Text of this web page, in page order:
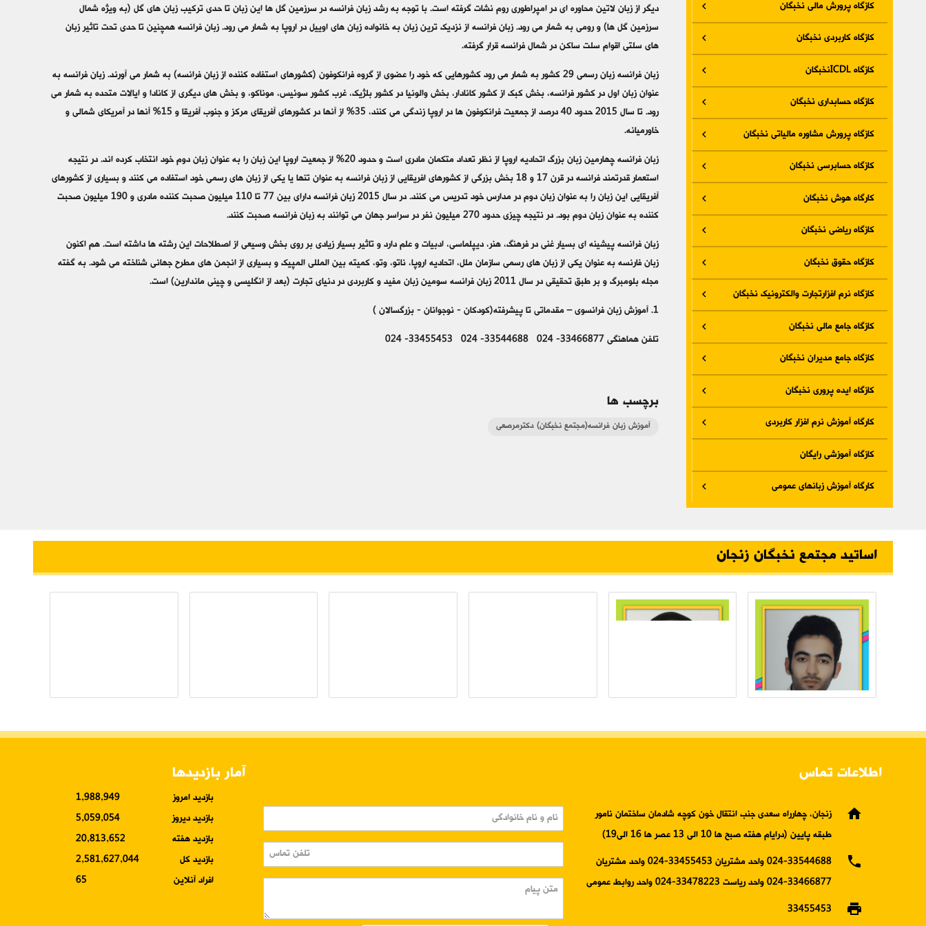
کازگاه پرورش مالی نخبگان
کازگاه کاربردی نخبگان
کازگاه ICDLنخبگان
کازگاه حسابداری نخبگان
کازگاه پرورش مشاوره مالیاتی نخبگان
کازگاه حسابرسی نخبگان
کارگاه هوش نخبگان
کازگاه ریاضی نخبگان
کازگاه حقوق نخبگان
کازگاه نرم افزارتجارت والکترونیک نخبگان
کازگاه جامع مالی نخبگان
کازگاه جامع مدیران نخبگان
کازگاه ایده پروری نخبگان
کارگاه آموزش نرم افزار کاربردی
کازگاه آموزشی رایگان
کارگاه آموزش زبانهای عمومی
دیگر از زبان لاتین محاوره ای در امپراطوری روم نشات گرفته است. با توجه به رشد زبان فرانسه در سرزمین گل ها این زبان تا حدی ترکیب زبان های گل (به ویژه شمال
سرزمین گل ها) و رومی به شمار می رود. زبان فرانسه از نزدیک ترین زبان به خانواده زبان های اوییل در اروپا به شمار می رود. زبان فرانسه همچنین تا حدی تحت تاثیر زبان
های سلتی اقوام سلت ساکن در شمال فرانسه قرار گرفته.
زبان فرانسه زبان رسمی 29 کشور به شمار می رود کشورهایی که خود را عضوی از گروه فرانکوفون (کشورهای استفاده کننده از زبان فرانسه) به شمار می آورند. زبان فرانسه به
عنوان زبان اول در کشور فرانسه، بخش کبک از کشور کانادار، بخش والونیا در کشور بلژیک، غرب کشور سوئیس، موناکو، و بخش های دیگری از کانادا و ایالات متحده به شمار می
رود. تا سال 2015 حدود 40 درصد از جمعیت فرانکوفون ها در اروپا زندگی می کنند، 35% از آنها در کشورهای آفریقای مرکز و جنوب آفریقا و 15% آنها در آمریکای شمالی و
خاورمیانه.
زبان فرانسه چهارمین زبان بزرگ اتحادیه اروپا از نظر تعداد متکمان مادری است و حدود 20% از جمعیت اروپا این زبان را به عنوان زبان دوم خود انتخاب کرده اند. در نتیجه
استعمار قدرتمند فرانسه در قرن 17 و 18 بخش بزرگی از کشورهای افریقایی از زبان فرانسه به عنوان تنها یا یکی از زبان های رسمی خود استفاده می کنند و بسیاری از کشورهای
آفریقایی این زبان را به عنوان زبان دوم در مدارس خود تدریس می کنند. در سال 2015 زبان فرانسه دارای بین 77 تا 110 میلیون صحبت کننده مادری و 190 میلیون صحبت
کننده به عنوان زبان دوم بود. در نتیجه چیزی حدود 270 میلیون نفر در سراسر جهان می توانند به زبان فرانسه صحبت کنند.
زبان فرانسه پیشینه ای بسیار غنی در فرهنگ، هنر، دیپلماسی، ادبیات و علم دارد و تاثیر بسیار زیادی بر روی بخش وسیعی از اصطلاحات این رشته ها داشته است. هم اکنون
زبان فارنسه به عنوان یکی از زبان های رسمی سازمان ملل، اتحادیه اروپا، ناتو، وتو، کمیته بین المللی المپیک و بسیاری از انجمن های مطرح جهانی شناخته می شود. به گفته
مجله بلومبرگ و بر طبق تحقیقی در سال 2011 زبان فرانسه سومین زبان مفید و کاربردی در دنیای تجارت (بعد از انگلیسی و چینی ماندارین) است.
1. آموزش زبان فرانسوی – مقدماتی تا پیشرفته(کودکان - نوجوانان - بزرگسالان )
تلفن هماهنگی 33466877- 024 33544688- 024 33455453- 024
برچسب ها
آموزش زبان فرانسه(مجتمع نخبگان) دکترمرصعی
اساتید مجتمع نخبگان زنجان
اطلاعات تماس
home
زنجان، چهارراه سعدی جنب انتقال خون کوچه شادمان ساختمان نامور
طبقه پایین (درایام هفته صبح ها 10 الی 13 عصر ها 16 الی19)
phone
024-33544688 واحد مشتریان 33455453-024 واحد مشتریان
33466877-024 واحد ریاست 33478223-024 واحد روابط عمومی
print
33455453
آمار بازدیدها
بازدید امروز
1,988,949
بازدید دیروز
5,059,054
بازدید هفته
20,813,652
بازدید کل
2,581,627,044
افراد آنلاین
65